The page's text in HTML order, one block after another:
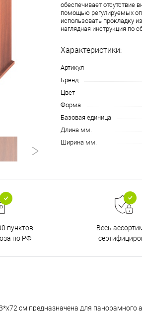
обеспечивает отсутствие
помощью регулируемых
использовать прокладку
наглядная инструкция по
Характеристики:
Артикул
Бренд
Цвет
Форма
Базовая единица
Длина мм.
Ширина мм.
пунктов
по РФ
Весь
см предназначена для панорамного